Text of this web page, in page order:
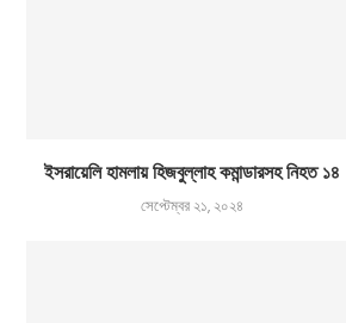
ইসরায়েলি হামলায় হিজবুল্লাহ কমান্ডারসহ নিহত ১৪
সেপ্টেম্বর ২১, ২০২৪